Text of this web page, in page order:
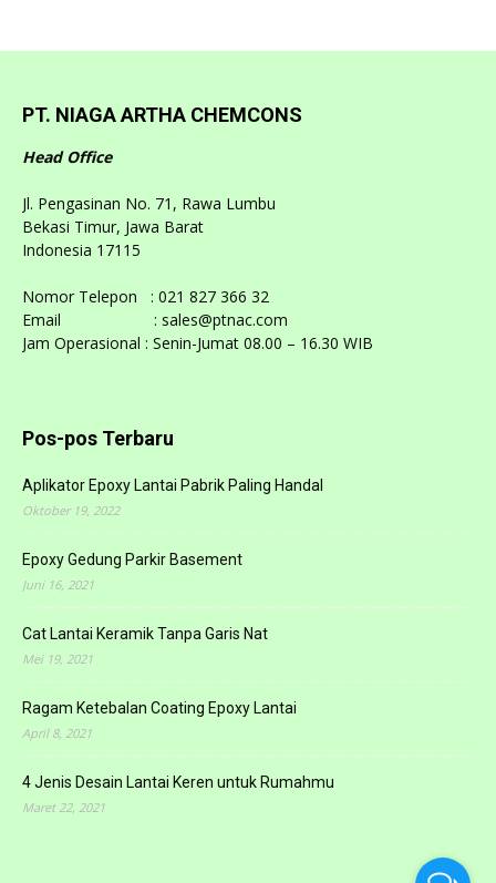
PT. NIAGA ARTHA CHEMCONS
Head Office
Jl. Pengasinan No. 71, Rawa Lumbu
Bekasi Timur, Jawa Barat
Indonesia 17115
Nomor Telepon : 021 827 366 32
Email : sales@ptnac.com
Jam Operasional : Senin-Jumat 08.00 – 16.30 WIB
Pos-pos Terbaru
Aplikator Epoxy Lantai Pabrik Paling Handal
Oktober 19, 2022
Epoxy Gedung Parkir Basement
Juni 16, 2021
Cat Lantai Keramik Tanpa Garis Nat
Mei 19, 2021
Ragam Ketebalan Coating Epoxy Lantai
April 8, 2021
4 Jenis Desain Lantai Keren untuk Rumahmu
Maret 22, 2021